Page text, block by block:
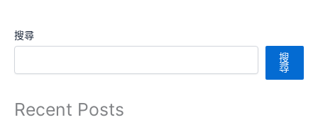
搜尋
搜
尋
Recent Posts